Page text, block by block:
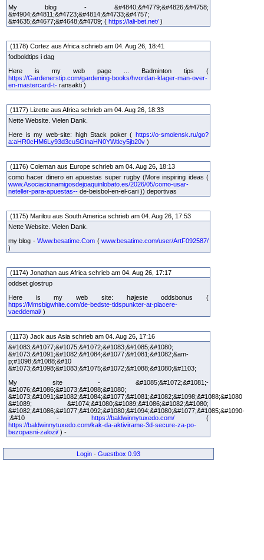
My blog - &#4840;&#4779;&#4826;&#4758;
&#4904;&#4811;&#4723;&#4814;&#4733;&#4757;
&#4635;&#4677;&#4648;&#4709; ( https://lali-bet.net/ )
(1178) Cortez aus Africa schrieb am 04. Aug 26, 18:41
fodboldtips i dag
Here is my web page ... Badminton tips (
https://Gardenerstip.com/gardening-books/hvordan-klager-man-over-
en-mastercard-t- ransakti )
(1177) Lizette aus Africa schrieb am 04. Aug 26, 18:33
Nette Website. Vielen Dank.
Here is my web-site: high Stack poker ( https://o-smolensk.ru/go?
a:aHR0cHM6Ly93d3cuSGlnaHN0YWtlcy5jb20v )
(1176) Coleman aus Europe schrieb am 04. Aug 26, 18:13
como hacer dinero en apuestas super rugby (More inspiring ideas (
www.Asociacionamigosdejoaquinlobato.es/2026/05/como-usar-
neteller-para-apuestas-- de-beisbol-en-el-cari )) deportivas
(1175) Marilou aus South America schrieb am 04. Aug 26, 17:53
Nette Website. Vielen Dank.
my blog -Www.besatime.Com (www.besatime.com/user/ArtF092587/
)
(1174) Jonathan aus Africa schrieb am 04. Aug 26, 17:17
oddset glostrup
Here is my web site: højeste oddsbonus (
https://Mmsbigwhite.com/de-bedste-tidspunkter-at-placere-
vaeddemal/ )
(1173) Jack aus Asia schrieb am 04. Aug 26, 17:16
&#1083;&#1077;&#1075;&#1072;&#1083;&#1085;&#1080;
&#1073;&#1091;&#1082;&#1084;&#1077;&#1081;&#1082;&am-
p;#1098;&#1088;&#10
&#1073;&#1098;&#1083;&#1075;&#1072;&#1088;&#1080;&#1103;
My site - &#1085;&#1072;&#1081;-
&#1076;&#1086;&#1073;&#1088;&#1080;
&#1073;&#1091;&#1082;&#1084;&#1077;&#1081;&#1082;&#1098;&#1088;&#1080
&#1089; &#1074;&#1080;&#1089;&#1086;&#1082;&#1080;
&#1082;&#1086;&#1077;&#1092;&#1080;&#1094;&#1080;&#1077;&#1085;&#1090-
;&#10 - https://baldwinnytuxedo.com/(
https://baldwinnytuxedo.com/kak-da-aktivirame-3d-secure-za-po-
bezopasni-zalozi/ ) -
Login - Guestbox 0.93